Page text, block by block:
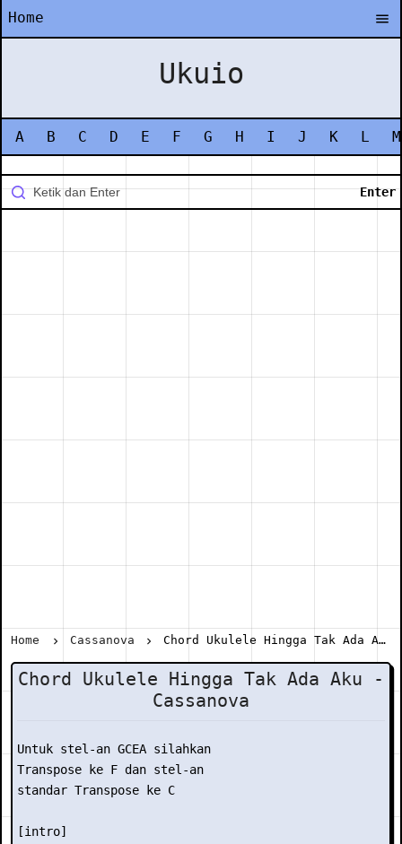
Home
Ukuio
A B C D E F G H I J K L M
Home Cassanova Chord Ukulele Hingga Tak Ada Aku - Cassanova
Chord Ukulele Hingga Tak Ada Aku -
Cassanova
Untuk stel-an GCEA silahkan
Transpose ke F dan stel-an
standar Transpose ke C
[intro]